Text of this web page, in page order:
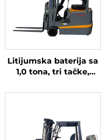
Litijumska baterija sa
1,0 tona, tri tačke,
litijumska baterija,